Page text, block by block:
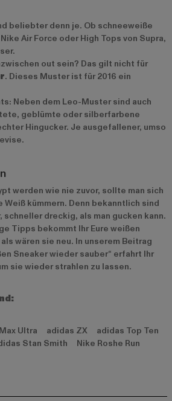
beliebter denn je. Ob schneeweiße
Air Force oder High Tops von Supra,
out sein? Das gilt nicht für
. Dieses Muster ist für 2016 ein
Neben dem Leo-Muster sind auch
geblümte oder silberfarbene
Hingucker. Je ausgefallener, umso
werden wie nie zuvor, sollte man sich
Weiß kümmern. Denn bekanntlich sind
schneller dreckig, als man gucken kann.
Tipps bekommt Ihr Eure weißen
wären sie neu. In unserem Beitrag
Sneaker wieder sauber“ erfahrt Ihr
sie wieder strahlen zu lassen.
Ultra adidas ZX adidas Top Ten
Stan Smith Nike Roshe Run